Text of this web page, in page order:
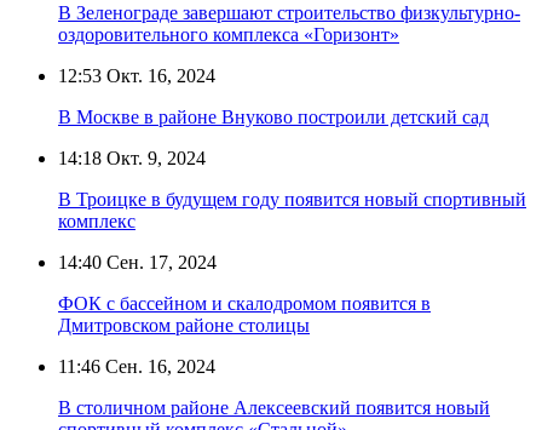
В Зеленограде завершают строительство физкультурно-
оздоровительного комплекса «Горизонт»
12:53 Окт. 16, 2024
В Москве в районе Внуково построили детский сад
14:18 Окт. 9, 2024
В Троицке в будущем году появится новый спортивный
комплекс
14:40 Сен. 17, 2024
ФОК с бассейном и скалодромом появится в
Дмитровском районе столицы
11:46 Сен. 16, 2024
В столичном районе Алексеевский появится новый